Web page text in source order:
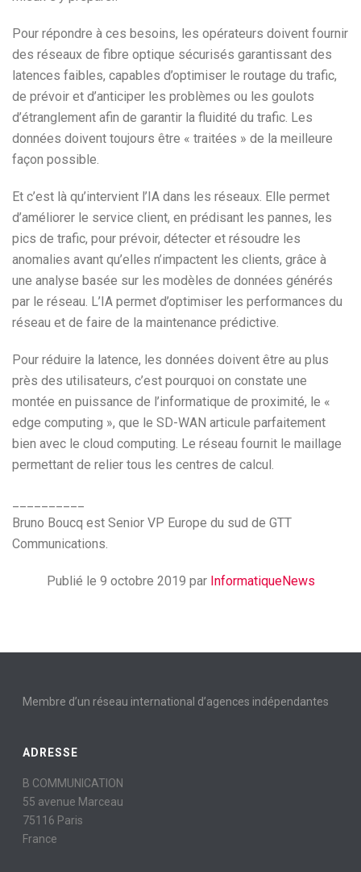
Pour répondre à ces besoins, les opérateurs doivent fournir
des réseaux de fibre optique sécurisés garantissant des
latences faibles, capables d’optimiser le routage du trafic,
de prévoir et d’anticiper les problèmes ou les goulots
d’étranglement afin de garantir la fluidité du trafic. Les
données doivent toujours être « traitées » de la meilleure
façon possible.
Et c’est là qu’intervient l’IA dans les réseaux. Elle permet
d’améliorer le service client, en prédisant les pannes, les
pics de trafic, pour prévoir, détecter et résoudre les
anomalies avant qu’elles n’impactent les clients, grâce à
une analyse basée sur les modèles de données générés
par le réseau. L’IA permet d’optimiser les performances du
réseau et de faire de la maintenance prédictive.
Pour réduire la latence, les données doivent être au plus
près des utilisateurs, c’est pourquoi on constate une
montée en puissance de l’informatique de proximité, le «
edge computing », que le SD-WAN articule parfaitement
bien avec le cloud computing. Le réseau fournit le maillage
permettant de relier tous les centres de calcul.
Bruno Boucq est Senior VP Europe du sud de GTT
Communications.
Publié le 9 octobre 2019 par InformatiqueNews
Membre d’un réseau international d’agences indépendantes
ADRESSE
B COMMUNICATION
55 avenue Marceau
75116 Paris
France